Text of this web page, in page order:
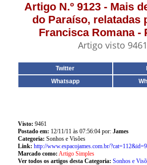
Artigo N.º 9123 - Mais
do Paraíso, relatadas
Francisca Romana -
Artigo visto 9461
Twitter
Whatsapp
Visto: 9461
Postado em: 12/11/11 às 07:56:04 por: James
Categoria: Sonhos e Visões
Link: http://www.espacojames.com.br/
Marcado como: Artigo Simples
Ver todos os artigos desta Categoria: Sonhos e